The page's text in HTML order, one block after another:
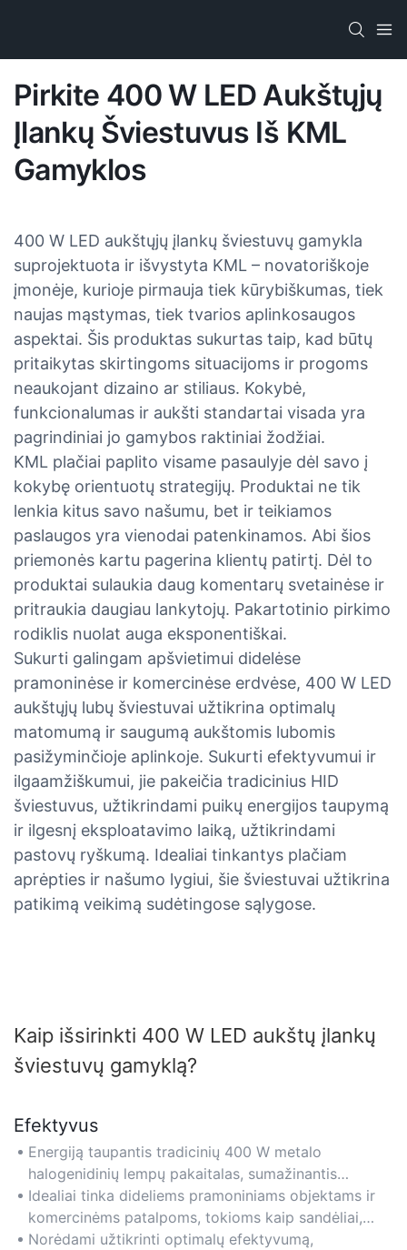
Pirkite 400 W LED Aukštųjų
Įlankų Šviestuvus Iš KML
Gamyklos
400 W LED aukštųjų įlankų šviestuvų gamykla
suprojektuota ir išvystyta KML – novatoriškoje
įmonėje, kurioje pirmauja tiek kūrybiškumas, tiek
naujas mąstymas, tiek tvarios aplinkosaugos
aspektai. Šis produktas sukurtas taip, kad būtų
pritaikytas skirtingoms situacijoms ir progoms
neaukojant dizaino ar stiliaus. Kokybė,
funkcionalumas ir aukšti standartai visada yra
pagrindiniai jo gamybos raktiniai žodžiai.
KML plačiai paplito visame pasaulyje dėl savo į
kokybę orientuotų strategijų. Produktai ne tik
lenkia kitus savo našumu, bet ir teikiamos
paslaugos yra vienodai patenkinamos. Abi šios
priemonės kartu pagerina klientų patirtį. Dėl to
produktai sulaukia daug komentarų svetainėse ir
pritraukia daugiau lankytojų. Pakartotinio pirkimo
rodiklis nuolat auga eksponentiškai.
Sukurti galingam apšvietimui didelėse
pramoninėse ir komercinėse erdvėse, 400 W LED
aukštųjų lubų šviestuvai užtikrina optimalų
matomumą ir saugumą aukštomis lubomis
pasižyminčioje aplinkoje. Sukurti efektyvumui ir
ilgaamžiškumui, jie pakeičia tradicinius HID
šviestuvus, užtikrindami puikų energijos taupymą
ir ilgesnį eksploatavimo laiką, užtikrindami
pastovų ryškumą. Idealiai tinkantys plačiam
aprėpties ir našumo lygiui, šie šviestuvai užtikrina
patikimą veikimą sudėtingose ​​​​sąlygose.
Kaip išsirinkti 400 W LED aukštų įlankų
šviestuvų gamyklą?
Efektyvus
Energiją taupantis tradicinių 400 W metalo
halogenidinių lempų pakaitalas, sumažinantis
energijos suvartojimą iki 60 %, išlaikant didelį
našumą.
Idealiai tinka dideliems pramoniniams objektams ir
komercinėms patalpoms, tokioms kaip sandėliai,
siekiant sumažinti elektros energijos sąnaudas.
Norėdami užtikrinti optimalų efektyvumą,